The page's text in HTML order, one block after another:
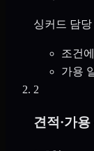
싱커드 담당
조건
가용
2
견적·가용